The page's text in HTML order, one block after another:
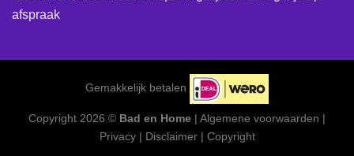
afspraak
Gemakkelijk betalen
Copyright 2026 © Bad en Home | Algemene voorwaarden |
Privacy| Disclaimer| Copyright